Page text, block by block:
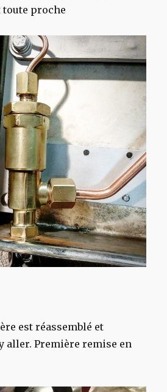
toute proche
est réassemblé et
aller. Première remise en